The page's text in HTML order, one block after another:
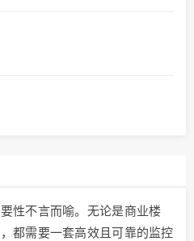
性不言而喻。无论是商业楼
都需要一套高效且可靠的监控